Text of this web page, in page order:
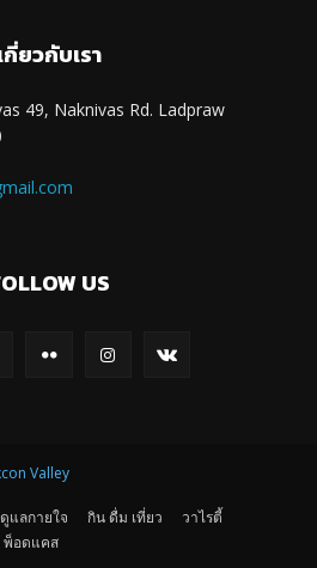
กี่ยวกับเรา
49, Naknivas Rd. Ladpraw
US
Valley
ดูแลกายใจ กิน ดื่ม เที่ยว
วาไรตี้
พ็อดแคส